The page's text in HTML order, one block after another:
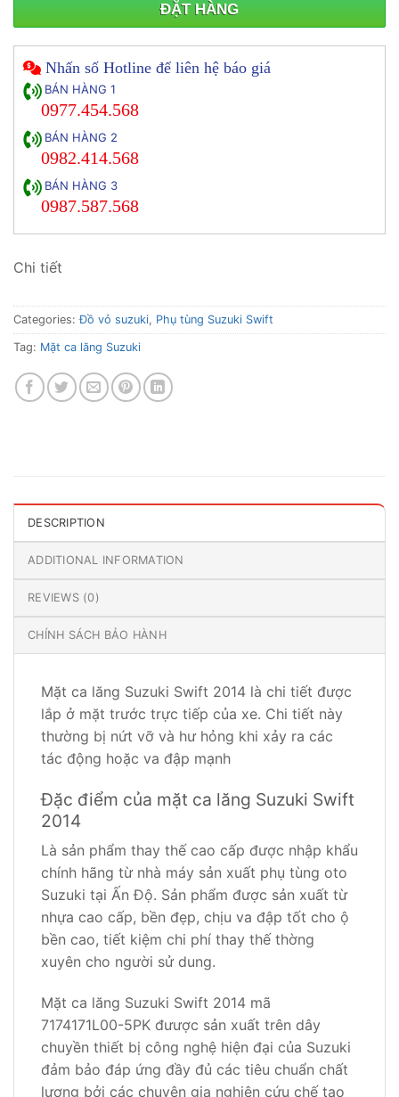
ĐẶT HÀNG
Nhấn số Hotline để liên hệ báo giá
BÁN HÀNG 1
0977.454.568
BÁN HÀNG 2
0982.414.568
BÁN HÀNG 3
0987.587.568
Chi tiết
Categories:Đồ vỏ suzuki, Phụ tùng Suzuki Swift
Tag: Mặt ca lăng Suzuki
DESCRIPTION
ADDITIONAL INFORMATION
REVIEWS (0)
CHÍNH SÁCH BẢO HÀNH
Mặt ca lăng Suzuki Swift 2014 là chi tiết được
lắp ở mặt trước trực tiếp của xe. Chi tiết này
thường bị nứt vỡ và hư hỏng khi xảy ra các
tác động hoặc va đập mạnh
Đặc điểm của mặt ca lăng Suzuki Swift
2014
Là sản phẩm thay thế cao cấp được nhập khẩu
chính hãng từ nhà máy sản xuất phụ tùng oto
Suzuki tại Ấn Độ. Sản phẩm được sản xuất từ
nhựa cao cấp, bền đẹp, chịu va đập tốt cho ộ
bền cao, tiết kiệm chi phí thay thế thờng
xuyên cho người sử dung.
Mặt ca lăng Suzuki Swift 2014 mã
7174171L00-5PK đưược sản xuất trên dây
chuyền thiết bị công nghệ hiện đại của Suzuki
đảm bảo đáp ứng đầy đủ các tiêu chuẩn chất
lượng bởi các chuyên gia nghiên cứu chế tạo